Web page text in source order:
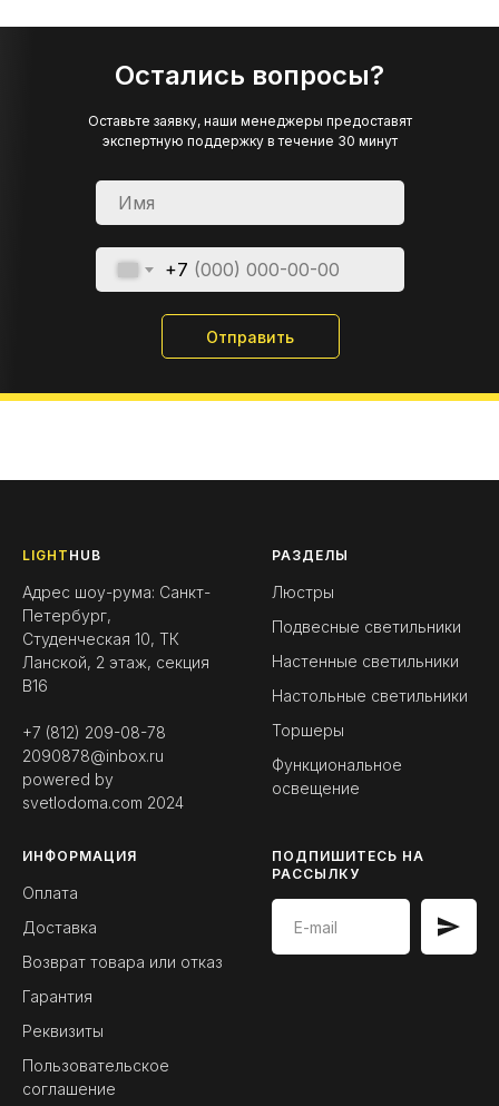
Остались вопросы?
+7
Отправить
Оставьте заявку, наши менеджеры предоставят
экспертную поддержку в течение 30 минут
LIGHT HUB
Адрес шоу-рума: Санкт-
Петербург,
Студенческая 10, ТК
Ланской, 2 этаж, секция
B16
+7 (812) 209-08-78
2090878@inbox.ru
powered by
svetlodoma.com 2024
РАЗДЕЛЫ
Люстры
Подвесные светильники
Настенные светильники
Настольные светильники
Торшеры
Функциональное
освещение
ИНФОРМАЦИЯ
Оплата
Доставка
Возврат товара или отказ
Гарантия
Реквизиты
Пользовательское
соглашение
ПОДПИШИТЕСЬ НА
РАССЫЛКУ